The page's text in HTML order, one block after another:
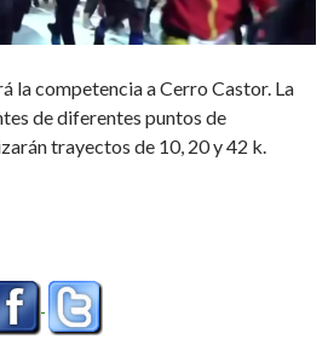
la competencia a Cerro Castor. La
de diferentes puntos de
trayectos de 10, 20 y 42 k.
Do, 5° edición